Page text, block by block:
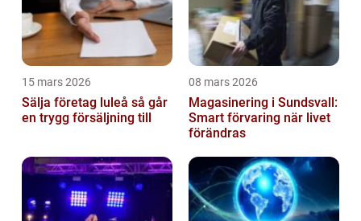
15 mars 2026
Sälja företag luleå så går
en trygg försäljning till
08 mars 2026
Magasinering i Sundsvall:
Smart förvaring när livet
förändras